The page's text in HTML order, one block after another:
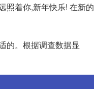
照着你,新年快乐! 在新的
的。根据调查数据显